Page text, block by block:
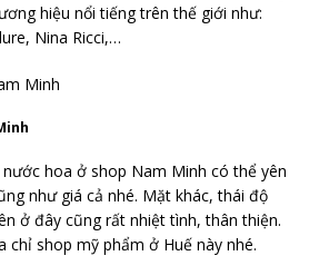
hiệu nổi tiếng trên thế giới như:
Nina Ricci,…
nước hoa ở shop Nam Minh có thể yên
như giá cả nhé. Mặt khác, thái độ
ở đây cũng rất nhiệt tình, thân thiện.
chỉ shop mỹ phẩm ở Huế này nhé.